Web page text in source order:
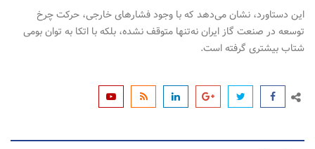
این دستاورد، نشان می‌دهد که با وجود فشارهای خارجی، حرکت چرخ
توسعه در صنعت گاز ایران نه‌تنها متوقف نشده، بلکه با اتکا به توان بومی
شتاب بیشتری گرفته است.